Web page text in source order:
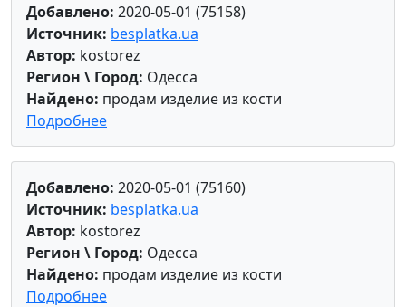
Добавлено: 2020-05-01 (75158)
Источник: besplatka.ua
Автор: kostorez
Регион \ Город: Одесса
Найдено: продам изделие из кости
Подробнее
Добавлено: 2020-05-01 (75160)
Источник: besplatka.ua
Автор: kostorez
Регион \ Город: Одесса
Найдено: продам изделие из кости
Подробнее